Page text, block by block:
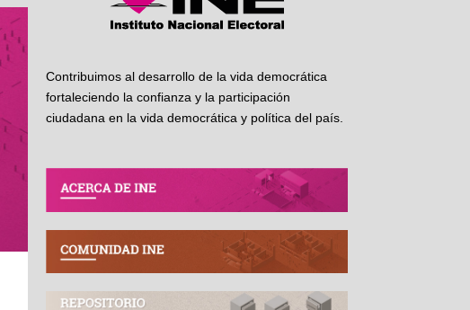
Contribuimos al desarrollo de la vida democrática
fortaleciendo la confianza y la participación
ciudadana en la vida democrática y política del país.